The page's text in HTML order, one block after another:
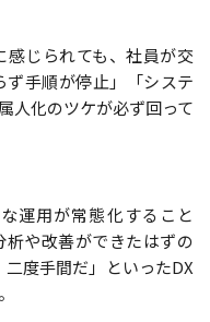
じられても、社員が交
手順が停止」「システ
人化のツケが必ず回って
運用が常態化すること
や改善ができたはずの
度手間だ」といったDX